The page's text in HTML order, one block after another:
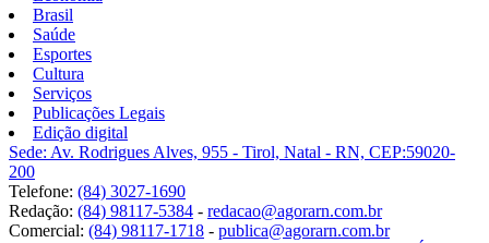
Brasil
Saúde
Esportes
Cultura
Serviços
Publicações Legais
Edição digital
Sede: Av. Rodrigues Alves, 955 - Tirol, Natal - RN, CEP:59020-
200
Telefone: (84) 3027-1690
Redação: (84) 98117-5384 - redacao@agorarn.com.br
Comercial: (84) 98117-1718 - publica@agorarn.com.br